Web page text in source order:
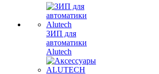
ЗИП для
автоматики
Alutech